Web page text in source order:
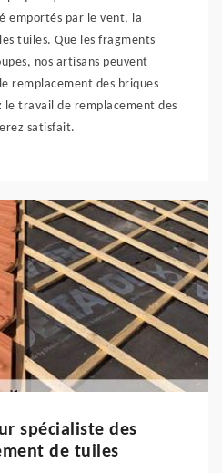
emportés par le vent, la
tuiles. Que les fragments
nos artisans peuvent
remplacement des briques
le travail de remplacement des
satisfait.
spécialiste des
de tuiles